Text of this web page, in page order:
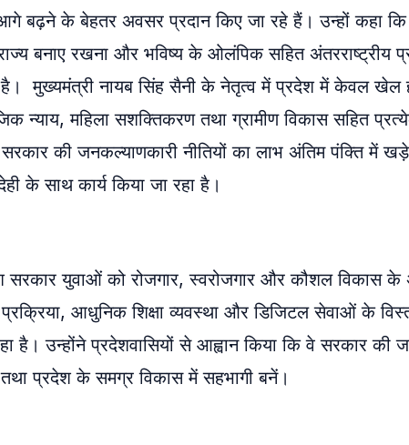
बढ़ने के बेहतर अवसर प्रदान किए जा रहे हैं। उन्हों कहा कि
बनाए रखना और भविष्य के ओलंपिक सहित अंतरराष्ट्रीय
मुख्यमंत्री नायब सिंह सैनी के नेतृत्व में प्रदेश में केवल खेल ही
न्याय, महिला सशक्तिकरण तथा ग्रामीण विकास सहित
की जनकल्याणकारी नीतियों का लाभ अंतिम पंक्ति में
के साथ कार्य किया जा रहा है।
सरकार युवाओं को रोजगार, स्वरोजगार और कौशल विकास के
प्रक्रिया, आधुनिक शिक्षा व्यवस्था और डिजिटल सेवाओं के
है। उन्होंने प्रदेशवासियों से आह्वान किया कि वे सरकार की
प्रदेश के समग्र विकास में सहभागी बनें।